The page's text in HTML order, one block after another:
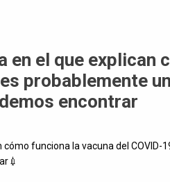
en el que explican
probablemente
encontrar
funciona la vacuna del COVID-